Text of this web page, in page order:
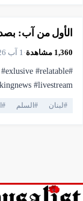
الأول من آب:
1,360 مشاهدة·1 آب 2026
#relatable
#لبنان # السلم #